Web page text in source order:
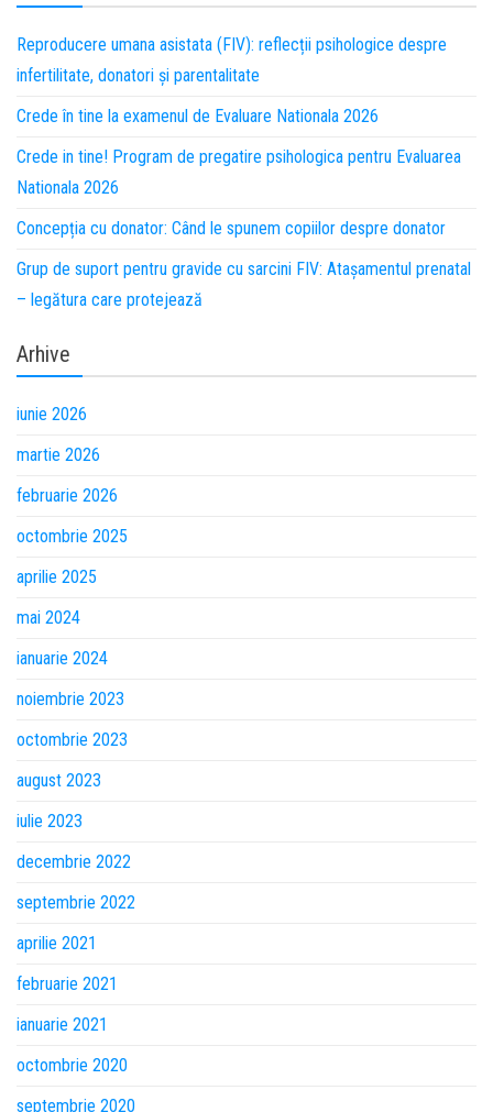
Reproducere umana asistata (FIV): reflecții psihologice despre
infertilitate, donatori și parentalitate
Crede în tine la examenul de Evaluare Nationala 2026
Crede in tine! Program de pregatire psihologica pentru Evaluarea
Nationala 2026
Concepția cu donator: Când le spunem copiilor despre donator
Grup de suport pentru gravide cu sarcini FIV: Atașamentul prenatal
– legătura care protejează
Arhive
iunie 2026
martie 2026
februarie 2026
octombrie 2025
aprilie 2025
mai 2024
ianuarie 2024
noiembrie 2023
octombrie 2023
august 2023
iulie 2023
decembrie 2022
septembrie 2022
aprilie 2021
februarie 2021
ianuarie 2021
octombrie 2020
septembrie 2020